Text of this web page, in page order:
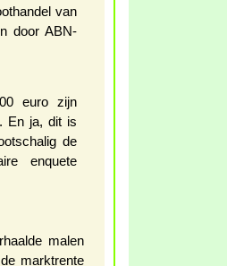
van
door ABN-
euro zijn
En ja, dit is
de
enquete
malen
marktrente